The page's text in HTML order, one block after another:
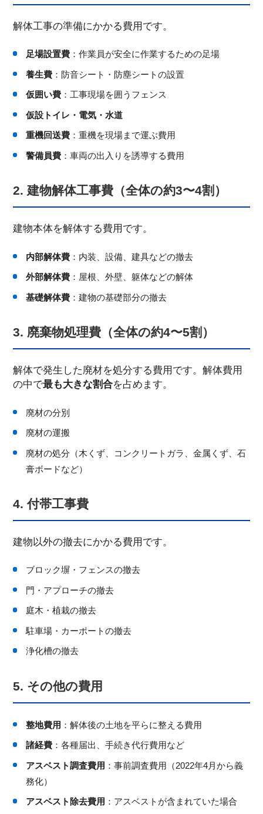
解体工事の準備にかかる費用です。
足場設置費 ：作業員が安全に作業するための足場
養生費 ：防音シート・防塵シートの設置
仮囲い費 ：工事現場を囲うフェンス
仮設トイレ・電気・水道
重機回送費 ：重機を現場まで運ぶ費用
警備員費 ：車両の出入りを誘導する費用
2. 建物解体工事費（全体の約3〜4割）
建物本体を解体する費用です。
内部解体費 ：内装、設備、建具などの撤去
外部解体費 ：屋根、外壁、躯体などの解体
基礎解体費 ：建物の基礎部分の撤去
3. 廃棄物処理費（全体の約4〜5割）
解体で発生した廃材を処分する費用です。解体費用
の中で最も大きな割合を占めます。
廃材の分別
廃材の運搬
廃材の処分（木くず、コンクリートガラ、金属くず、石
膏ボードなど）
4. 付帯工事費
建物以外の撤去にかかる費用です。
ブロック塀・フェンスの撤去
門・アプローチの撤去
庭木・植栽の撤去
駐車場・カーポートの撤去
浄化槽の撤去
5. その他の費用
整地費用 ：解体後の土地を平らに整える費用
諸経費 ：各種届出、手続き代行費用など
アスベスト調査費用 ：事前調査費用（2022年4月から義
務化）
アスベスト除去費用 ：アスベストが含まれていた場合